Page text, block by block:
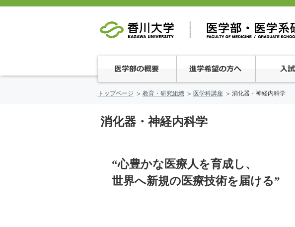
トップページ 教育・研究組織 医学科講座 消化器・神経内科学
消化器・神経内科学
“心豊かな医療人を育成し、
世界へ新規の医療技術を届ける”